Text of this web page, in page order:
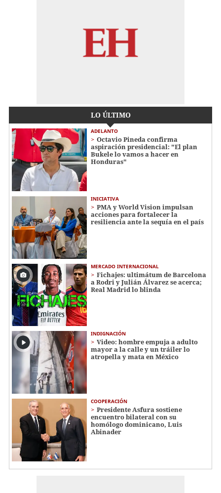
LO ÚLTIMO
ADELANTO
Octavio Pineda confirma
aspiración presidencial: "El plan
Bukele lo vamos a hacer en
Honduras"
INICIATIVA
PMA y World Vision impulsan
acciones para fortalecer la
resiliencia ante la sequía en el país
MERCADO INTERNACIONAL
Fichajes: ultimátum de Barcelona
a Rodri y Julián Álvarez se acerca;
Real Madrid lo blinda
INDIGNACIÓN
Video: hombre empuja a adulto
mayor a la calle y un tráiler lo
atropella y mata en México
COOPERACIÓN
Presidente Asfura sostiene
encuentro bilateral con su
homólogo dominicano, Luis
Abinader